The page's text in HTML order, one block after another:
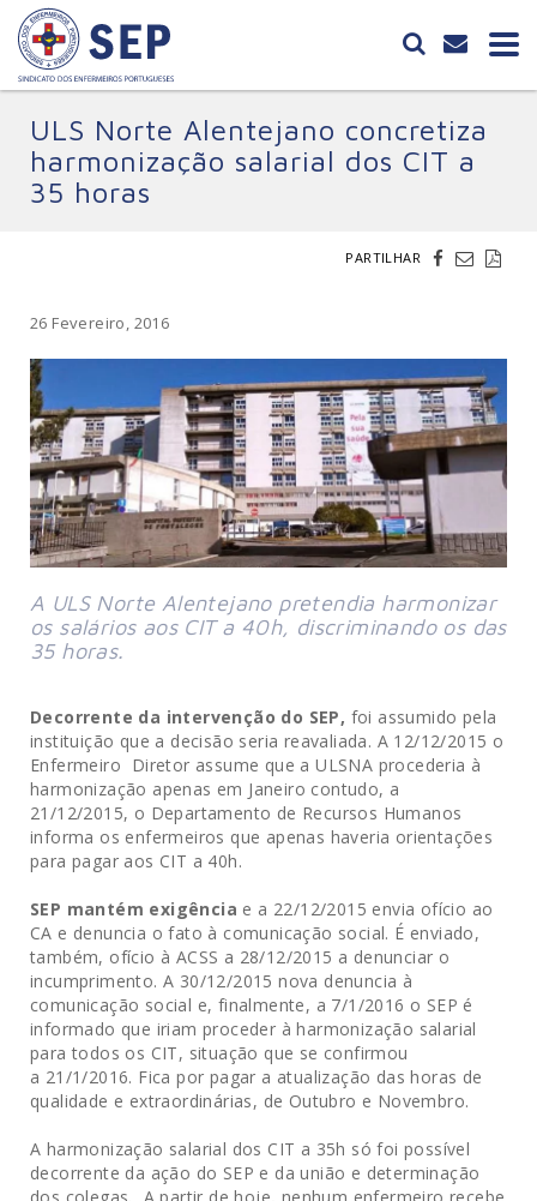
ULS Norte Alentejano concretiza
harmonização salarial dos CIT a
35 horas
PARTILHAR
26 Fevereiro, 2016
A ULS Norte Alentejano pretendia harmonizar
os salários aos CIT a 40h, discriminando os das
35 horas.
Decorrente da intervenção do SEP, foi assumido pela
instituição que a decisão seria reavaliada. A 12/12/2015 o
Enfermeiro Diretor assume que a ULSNA procederia à
harmonização apenas em Janeiro contudo, a
21/12/2015, o Departamento de Recursos Humanos
informa os enfermeiros que apenas haveria orientações
para pagar aos CIT a 40h.
SEP mantém exigência e a 22/12/2015 envia ofício ao
CA e denuncia o fato à comunicação social. É enviado,
também, ofício à ACSS a 28/12/2015 a denunciar o
incumprimento. A 30/12/2015 nova denuncia à
comunicação social e, finalmente, a 7/1/2016 o SEP é
informado que iriam proceder à harmonização salarial
para todos os CIT, situação que se confirmou
a 21/1/2016. Fica por pagar a atualização das horas de
qualidade e extraordinárias, de Outubro e Novembro.
A harmonização salarial dos CIT a 35h só foi possível
decorrente da ação do SEP e da união e determinação